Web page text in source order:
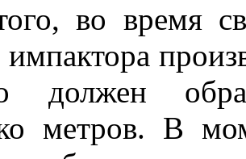
во время
должен
метров. В